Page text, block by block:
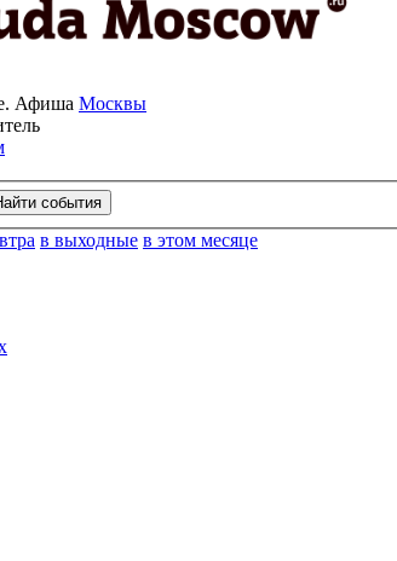
Афиша Москвы
в выходные в этом месяце